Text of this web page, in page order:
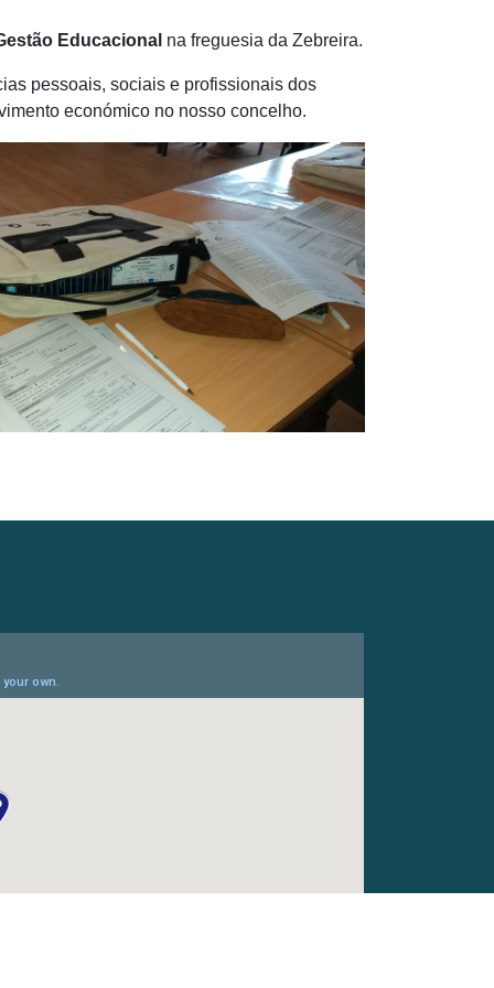
Educacional na freguesia da Zebreira.
pessoais, sociais e profissionais dos
económico no nosso concelho.